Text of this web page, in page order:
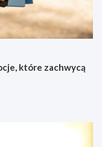
które zachwycą